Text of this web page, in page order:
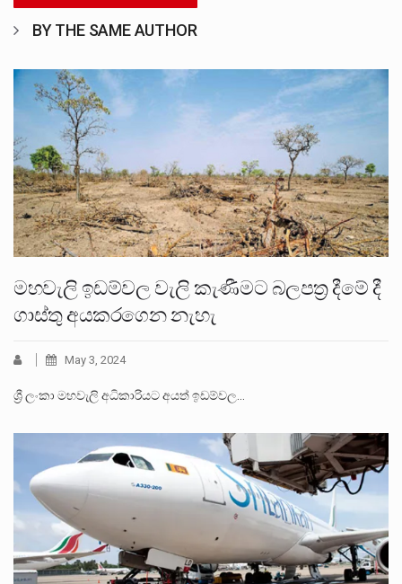
BY THE SAME AUTHOR
මහවැලි ඉඩම්වල වැලි කැණීමට බලපත්‍ර දීමේ දී
ගාස්තු අයකරගෙන නැහැ
May 3, 2024
ශ්‍රී ලංකා මහවැලි අධිකාරියට අයත් ඉඩම්වල…